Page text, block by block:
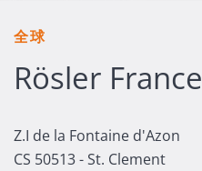
全球
Rösler France
Z.I de la Fontaine d'Azon
CS 50513 - St. Clement